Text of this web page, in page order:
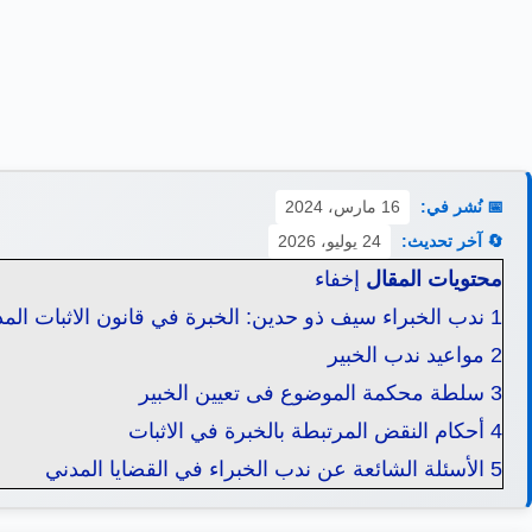
📅 نُشر في:
16 مارس، 2024
🔄 آخر تحديث:
24 يوليو، 2026
محتويات المقال إخفاء
1 ندب الخبراء سيف ذو حدين: الخبرة في قانون الاثبات
2 مواعيد ندب الخبير
3 سلطة محكمة الموضوع فى تعيين الخبير
4 أحكام النقض المرتبطة بالخبرة في الاثبات
5 الأسئلة الشائعة عن ندب الخبراء في القضايا المدني